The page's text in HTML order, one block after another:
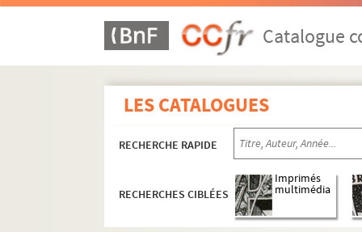
Catalogue
LES CATALOGUES
RECHERCHE RAPIDE
RECHERCHES CIBLÉES
Imprimés
multimédia